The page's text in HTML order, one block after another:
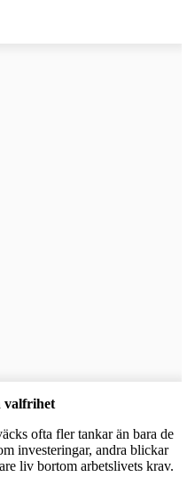
valfrihet
ofta fler tankar än bara de
investeringar, andra blickar
liv bortom arbetslivets krav.